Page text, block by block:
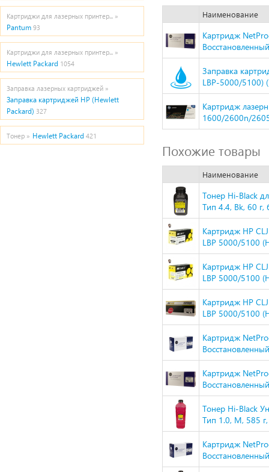
Картриджи для лазерных принтер... »
Pantum 93
Картриджи для лазерных принтер... »
Hewlett Packard 1054
Заправка лазерных картриджей »
Заправка картриджей HP (Hewlett
Packard) 327
Тонер » Hewlett Packard 421
Наименование
Картридж
Заправка
LBP-5000/5100)
Картридж
1600/2600n/
Похожие товары
Наименование
Тонер Hi-Black
Тип 4.4, Bk, 60 г,
Картридж HP
LBP 5000/5100
Картридж HP
LBP 5000/5100
Картридж HP
LBP 5000/5100
Картридж
Картридж
Тонер Hi-Black
Тип 1.0, M, 585
Картридж